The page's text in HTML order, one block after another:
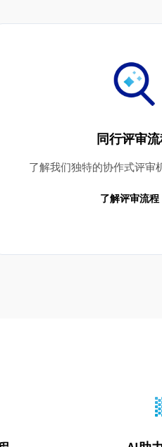
同行评审
了解我们独特的协作式评审
了解评审流程